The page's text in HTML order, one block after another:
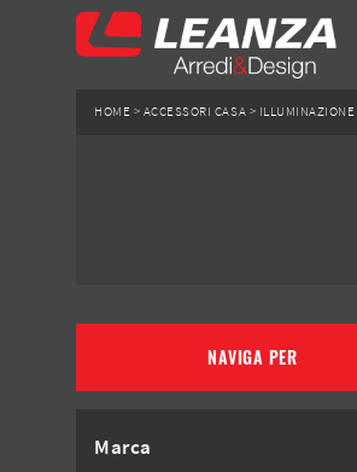
HOME > ACCESSORI CASA > ILLUMINAZIONE
NAVIGA PER
Marca